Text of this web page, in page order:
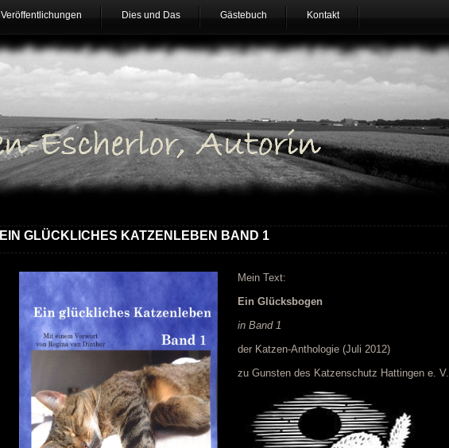
Veröffentlichungen Dies und Das Gästebuch Kontakt
EIN GLÜCKLICHES KATZENLEBEN BAND 1
Mein Text:
Ein Glücksbogen
in Band 1
der Katzen-Anthologie (Juli 2012)
zu Gunsten des Katzenschutz Hattingen e. V.